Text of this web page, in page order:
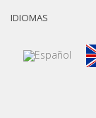
IDIOMAS